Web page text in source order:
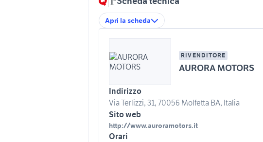
Apri la scheda
RIVENDITORE
AURORA MOTORS
Indirizzo
Via Terlizzi, 31, 70056 Molfetta BA, Italia
Sito web
http://www.auroramotors.it
Orari